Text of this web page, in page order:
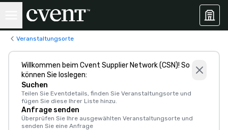
Veranstaltungsorte
Willkommen beim Cvent Supplier Network (CSN)! So
können Sie loslegen:
Suchen
Teilen Sie Eventdetails, finden Sie Veranstaltungsorte und
fügen Sie diese Ihrer Liste hinzu.
Anfrage senden
Überprüfen Sie Ihre ausgewählten Veranstaltungsorte und
senden Sie eine Anfrage